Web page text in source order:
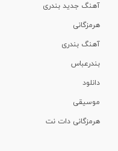
آهنگ جدید بندری
هرمزگانی
آهنگ بندری
بندرعباس
دانلود
موسیقی
هرمزگانی دات نت